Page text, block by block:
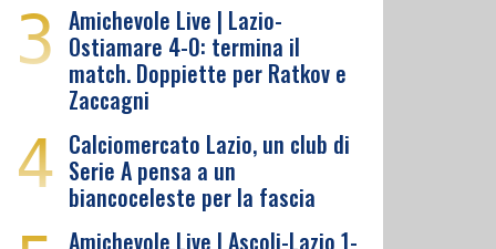
3 Amichevole Live | Lazio-
Ostiamare 4-0: termina il
match. Doppiette per Ratkov e
Zaccagni
4 Calciomercato Lazio, un club di
Serie A pensa a un
biancoceleste per la fascia
Amichevole Live | Ascoli-Lazio 1-